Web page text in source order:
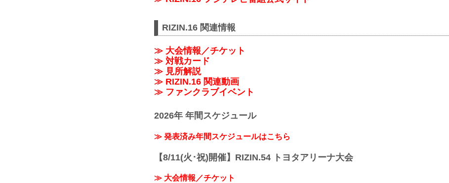
RIZIN.16 関連情報
≫ 大会情報／チケット
≫ 対戦カード
≫ 見所解説
≫ RIZIN.16 関連動画
≫ ファンクラブイベント
2026年 年間スケジュール
≫ 発表済み年間スケジュールはこちら
【8/11(火･祝)開催】RIZIN.54 トヨタアリーナ大会
≫ 大会情報／チケット